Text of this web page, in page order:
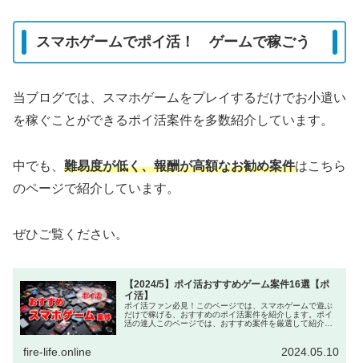
スマホゲームでポイ活！ ゲームで稼ごう
当ブログでは、スマホゲームをプレイするだけでお小遣い
を稼ぐことができるポイ活案件を多数紹介しています。
中でも、 難易度が低く、報酬が高額なお勧め案件はこちら
のページで紹介しています。
ぜひご覧ください。
【2024/5】ポイ活おすすめゲーム案件16選【ポ
イ活】
ポイ活ファン必見！このページでは、スマホゲームで遊ぶ
だけで稼げる、おすすめのポイ活案件を紹介します。ポイ
活の達人このページでは、おすすめ案件を厳選して紹介す
fire-life.online 2024.05.10